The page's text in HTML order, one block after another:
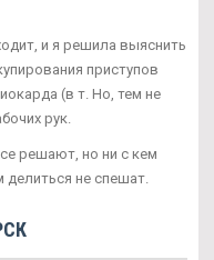
и я решила выяснить
приступов
(в т. Но, тем не
рук.
решают, но ни с кем
не спешат.